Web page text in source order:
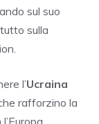
sul suo
sulla
l’Ucraina
rafforzino la